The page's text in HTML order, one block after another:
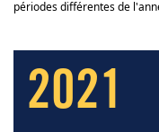
périodes différentes de
2021